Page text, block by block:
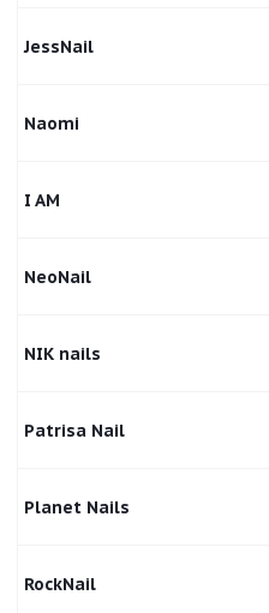
JessNail
Naomi
I AM
NeoNail
NIK nails
Patrisa Nail
Planet Nails
RockNail